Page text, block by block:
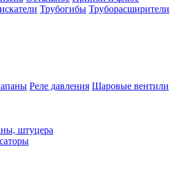
Трубогибы Труборасширители
Реле давления Шаровые вентили
штуцера